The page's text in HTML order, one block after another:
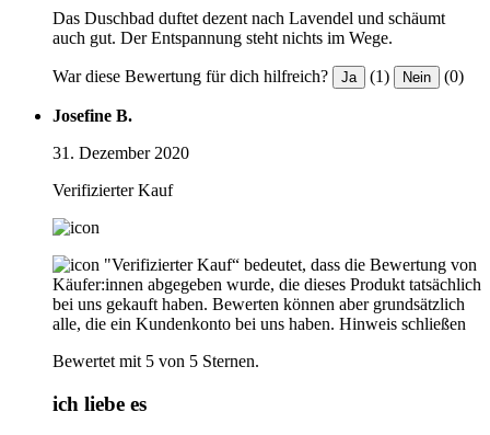
Das Duschbad duftet dezent nach Lavendel und schäumt
auch gut. Der Entspannung steht nichts im Wege.
War diese Bewertung für dich hilfreich? Ja (1) Nein (0)
Josefine B.
31. Dezember 2020
Verifizierter Kauf
"Verifizierter Kauf“ bedeutet, dass die Bewertung von
Käufer:innen abgegeben wurde, die dieses Produkt tatsächlich
bei uns gekauft haben. Bewerten können aber grundsätzlich
alle, die ein Kundenkonto bei uns haben. Hinweis schließen
Bewertet mit 5 von 5 Sternen.
ich liebe es